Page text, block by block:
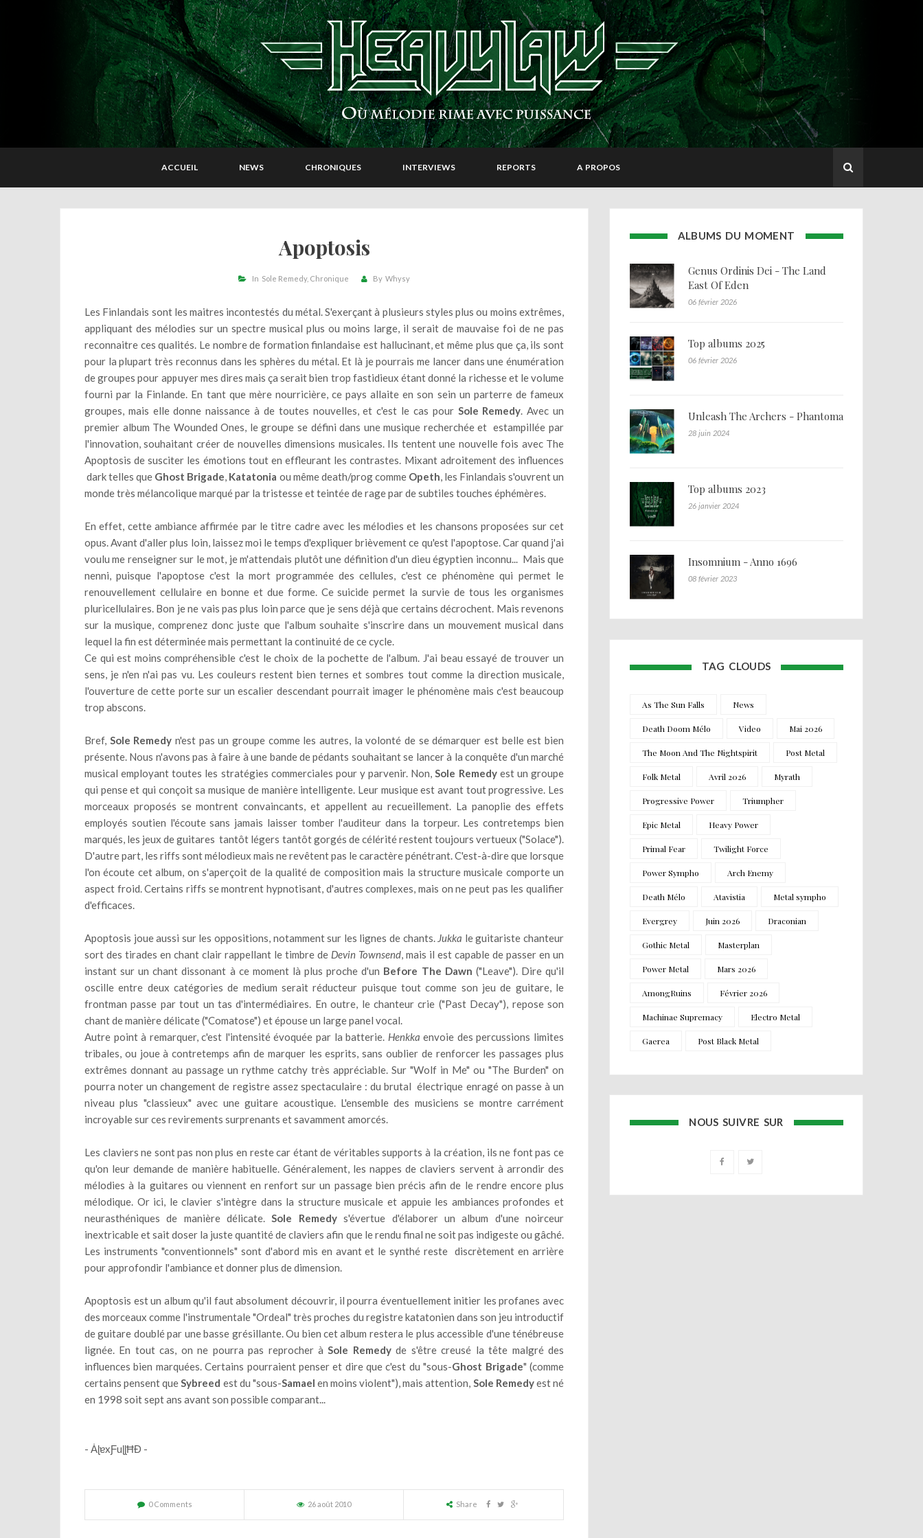
ACCUEIL NEWS CHRONIQUES INTERVIEWS REPORTS A PROPOS
Apoptosis
In Sole Remedy Chronique By Whysy
Les Finlandais sont les maitres incontestés du métal. S'exerçant à plusieurs styles plus ou moins extrêmes,
appliquant des mélodies sur un spectre musical plus ou moins large, il serait de mauvaise foi de ne pas
reconnaitre ces qualités. Le nombre de formation finlandaise est hallucinant, et même plus que ça, ils sont
pour la plupart très reconnus dans les sphères du métal. Et là je pourrais me lancer dans une énumération
de groupes pour appuyer mes dires mais ça serait bien trop fastidieux étant donné la richesse et le volume
fourni par la Finlande. En tant que mère nourricière, ce pays allaite en son sein un parterre de fameux
groupes, mais elle donne naissance à de toutes nouvelles, et c'est le cas pour Sole Remedy. Avec un
premier album The Wounded Ones, le groupe se défini dans une musique recherchée et estampillée par
l'innovation, souhaitant créer de nouvelles dimensions musicales. Ils tentent une nouvelle fois avec The
Apoptosis de susciter les émotions tout en effleurant les contrastes. Mixant adroitement des influences
dark telles que Ghost Brigade, Katatonia ou même death/prog comme Opeth, les Finlandais s'ouvrent un
monde très mélancolique marqué par la tristesse et teintée de rage par de subtiles touches éphémères.
En effet, cette ambiance affirmée par le titre cadre avec les mélodies et les chansons proposées sur cet
opus. Avant d'aller plus loin, laissez moi le temps d'expliquer brièvement ce qu'est l'apoptose. Car quand j'ai
voulu me renseigner sur le mot, je m'attendais plutôt une définition d'un dieu égyptien inconnu... Mais que
nenni, puisque l'apoptose c'est la mort programmée des cellules, c'est ce phénomène qui permet le
renouvellement cellulaire en bonne et due forme. Ce suicide permet la survie de tous les organismes
pluricellulaires. Bon je ne vais pas plus loin parce que je sens déjà que certains décrochent. Mais revenons
sur la musique, comprenez donc juste que l'album souhaite s'inscrire dans un mouvement musical dans
lequel la fin est déterminée mais permettant la continuité de ce cycle.
Ce qui est moins compréhensible c'est le choix de la pochette de l'album. J'ai beau essayé de trouver un
sens, je n'en n'ai pas vu. Les couleurs restent bien ternes et sombres tout comme la direction musicale,
l'ouverture de cette porte sur un escalier descendant pourrait imager le phénomène mais c'est beaucoup
trop abscons.
Bref, Sole Remedy n'est pas un groupe comme les autres, la volonté de se démarquer est belle est bien
présente. Nous n'avons pas à faire à une bande de pédants souhaitant se lancer à la conquête d'un marché
musical employant toutes les stratégies commerciales pour y parvenir. Non,Sole Remedyest un groupe
qui pense et qui conçoit sa musique de manière intelligente. Leur musique est avant tout progressive. Les
morceaux proposés se montrent convaincants, et appellent au recueillement. La panoplie des effets
employés soutien l'écoute sans jamais laisser tomber l'auditeur dans la torpeur. Les contretemps bien
marqués, les jeux de guitares tantôt légers tantôt gorgés de célérité restent toujours vertueux ("Solace").
D'autre part, les riffs sont mélodieux mais ne revêtent pas le caractère pénétrant. C'est-à-dire que lorsque
l'on écoute cet album, on s'aperçoit de la qualité de composition mais la structure musicale comporte un
aspect froid. Certains riffs se montrent hypnotisant, d'autres complexes, mais on ne peut pas les qualifier
d'efficaces.
Apoptosis joue aussi sur les oppositions, notamment sur les lignes de chants. Jukka le guitariste chanteur
sort des tirades en chant clair rappellant le timbre de Devin Townsend, mais il est capable de passer en un
instant sur un chant dissonant à ce moment là plus proche d'un Before The Dawn ("Leave"). Dire qu'il
oscille entre deux catégories de medium serait réducteur puisque tout comme son jeu de guitare, le
frontman passe par tout un tas d'intermédiaires. En outre, le chanteur crie ("Past Decay"), repose son
chant de manière délicate ("Comatose") et épouse un large panel vocal.
Autre point à remarquer, c'est l'intensité évoquée par la batterie. Henkka envoie des percussions limites
tribales, ou joue à contretemps afin de marquer les esprits, sans oublier de renforcer les passages plus
extrêmes donnant au passage un rythme catchy très appréciable. Sur "Wolf in Me" ou "The Burden" on
pourra noter un changement de registre assez spectaculaire : du brutal électrique enragé on passe à un
niveau plus "classieux" avec une guitare acoustique. L'ensemble des musiciens se montre carrément
incroyable sur ces revirements surprenants et savamment amorcés.
Les claviers ne sont pas non plus en reste car étant de véritables supports à la création, ils ne font pas ce
qu'on leur demande de manière habituelle. Généralement, les nappes de claviers servent à arrondir des
mélodies à la guitares ou viennent en renfort sur un passage bien précis afin de le rendre encore plus
mélodique. Or ici, le clavier s'intègre dans la structure musicale et appuie les ambiances profondes et
neurasthéniques de manière délicate.Sole Remedys'évertue d'élaborer un album d'une noirceur
inextricable et sait doser la juste quantité de claviers afin que le rendu final ne soit pas indigeste ou gâché.
Les instruments "conventionnels" sont d'abord mis en avant et le synthé reste discrètement en arrière
pour approfondir l'ambiance et donner plus de dimension.
Apoptosis est un album qu'il faut absolument découvrir, il pourra éventuellement initier les profanes avec
des morceaux comme l'instrumentale "Ordeal" très proches du registre katatonien dans son jeu introductif
de guitare doublé par une basse grésillante. Ou bien cet album restera le plus accessible d'une ténébreuse
lignée. En tout cas, on ne pourra pas reprocher àSole Remedyde s'être creusé la tête malgré des
influences bien marquées. Certains pourraient penser et dire que c'est du "sous-Ghost Brigade" (comme
certains pensent queSybreed est du "sous-Samael en moins violent"), mais attention, Sole Remedyest né
en 1998 soit sept ans avant son possible comparant...
- ȦɭɐxƑuɭɭĦĐ -
0 Comments 26 août 2010 Share
ALBUMS DU MOMENT
Genus Ordinis Dei - The Land
East Of Eden
06 février 2026
Top albums 2025
06 février 2026
Unleash The Archers - Phantoma
28 juin 2024
Top albums 2023
26 janvier 2024
Insomnium - Anno 1696
08 février 2023
TAG CLOUDS
As The Sun Falls News
Death Doom Mélo Video Mai 2026
The Moon And The Nightspirit Post Metal
Folk Metal Avril 2026 Myrath
Progressive Power Triumpher
Epic Metal Heavy Power
Primal Fear Twilight Force
Power Sympho Arch Enemy
Death Mélo Atavistia Metal sympho
Evergrey Juin 2026 Draconian
Gothic Metal Masterplan
Power Metal Mars 2026
AmongRuins Février 2026
Machinae Supremacy Electro Metal
Gaerea Post Black Metal
NOUS SUIVRE SUR